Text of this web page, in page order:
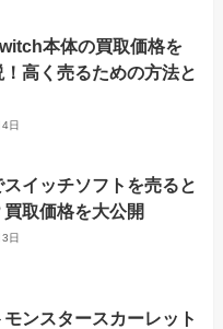
本体の買取価格を
高く売るための方法と
日
イッチソフトを売ると
取価格を大公開
日
ンスタースカーレット